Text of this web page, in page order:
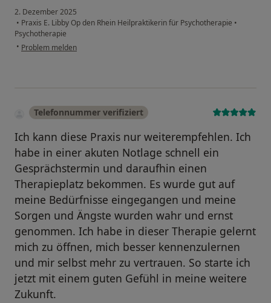
2. Dezember 2025
• Praxis E. Libby Op den Rhein Heilpraktikerin für Psychotherapie •
Psychotherapie
• Problem melden
Telefonnummer verifiziert
Ich kann diese Praxis nur weiterempfehlen. Ich
habe in einer akuten Notlage schnell ein
Gesprächstermin und daraufhin einen
Therapieplatz bekommen. Es wurde gut auf
meine Bedürfnisse eingegangen und meine
Sorgen und Ängste wurden wahr und ernst
genommen. Ich habe in dieser Therapie gelernt
mich zu öffnen, mich besser kennenzulernen
und mir selbst mehr zu vertrauen. So starte ich
jetzt mit einem guten Gefühl in meine weitere
Zukunft.